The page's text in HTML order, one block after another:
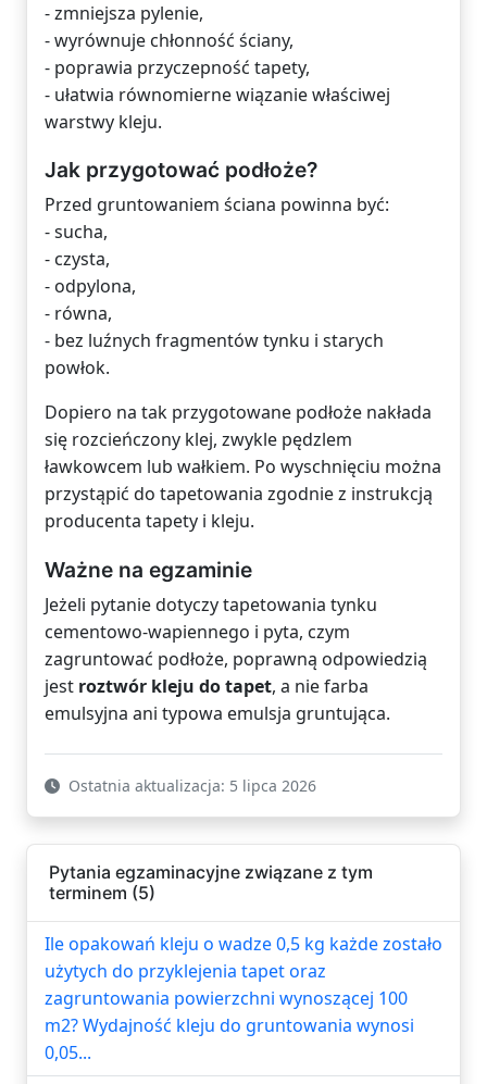
- zmniejsza pylenie,
- wyrównuje chłonność ściany,
- poprawia przyczepność tapety,
- ułatwia równomierne wiązanie właściwej
warstwy kleju.
Jak przygotować podłoże?
Przed gruntowaniem ściana powinna być:
- sucha,
- czysta,
- odpylona,
- równa,
- bez luźnych fragmentów tynku i starych
powłok.
Dopiero na tak przygotowane podłoże nakłada
się rozcieńczony klej, zwykle pędzlem
ławkowcem lub wałkiem. Po wyschnięciu można
przystąpić do tapetowania zgodnie z instrukcją
producenta tapety i kleju.
Ważne na egzaminie
Jeżeli pytanie dotyczy tapetowania tynku
cementowo-wapiennego i pyta, czym
zagruntować podłoże, poprawną odpowiedzią
jest roztwór kleju do tapet, a nie farba
emulsyjna ani typowa emulsja gruntująca.
Ostatnia aktualizacja: 5 lipca 2026
Pytania egzaminacyjne związane z tym
terminem (5)
Ile opakowań kleju o wadze 0,5 kg każde zostało
użytych do przyklejenia tapet oraz
zagruntowania powierzchni wynoszącej 100
m2? Wydajność kleju do gruntowania wynosi
0,05...